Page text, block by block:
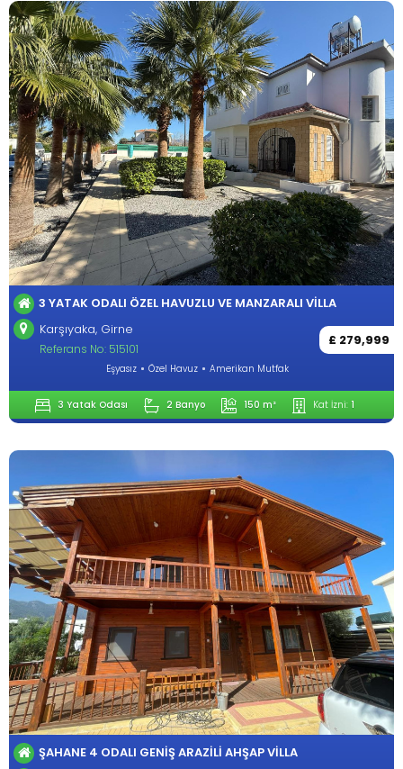
3 YATAK ODALI ÖZEL HAVUZLU VE MANZARALI VILLA
Karşıyaka, Girne
£ 279,999
Referans No: 515101
Eşyasız Özel Havuz Amerikan Mutfak
3 Yatak Odası 2 Banyo 150 m² Kat İzni: 1
ŞAHANE 4 ODALI GENIŞ ARAZILI AHŞAP VILLA